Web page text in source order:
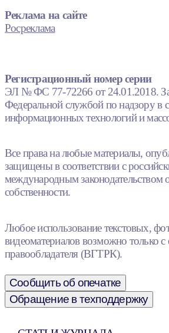
Реклама на сайте
Росреклама
Регистрационный номер серии
ЭЛ № ФС 77-72266 от 24.01.2018.
Федеральной службой по надзору в
информационных технологий и
Все права на любые материалы,
защищены в соответствии с
международным законодательством
собственности.
Любое использование текстовых,
видеоматериалов возможно только с
правообладателя (ВГТРК).
Сообщить об опечатке
Обращение в техподдержку